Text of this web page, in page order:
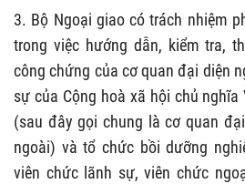
3. Bộ Ngoại giao có trách nhiệm
trong việc hướng dẫn, kiểm tra,
công chứng của cơ quan đại diện
sự của Cộng hoà xã hội chủ
(sau đây gọi chung là cơ quan
ngoài) và tổ chức bồi dưỡng
viên chức lãnh sự, viên chức